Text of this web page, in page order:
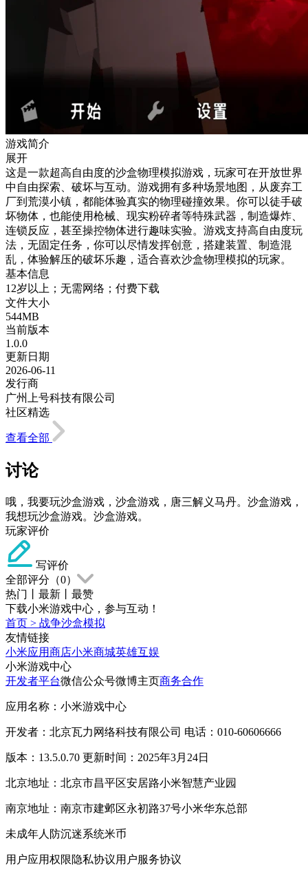
游戏简介
展开
这是一款超高自由度的沙盒物理模拟游戏，玩家可在开放世界
中自由探索、破坏与互动。游戏拥有多种场景地图，从废弃工
厂到荒漠小镇，都能体验真实的物理碰撞效果。你可以徒手破
坏物体，也能使用枪械、现实粉碎者等特殊武器，制造爆炸、
连锁反应，甚至操控物体进行趣味实验。游戏支持高自由度玩
法，无固定任务，你可以尽情发挥创意，搭建装置、制造混
乱，体验解压的破坏乐趣，适合喜欢沙盒物理模拟的玩家。
基本信息
12岁以上；无需网络；付费下载
文件大小
544MB
当前版本
1.0.0
更新日期
2026-06-11
发行商
广州上号科技有限公司
社区精选
查看全部
讨论
哦，我要玩沙盒游戏，沙盒游戏，唐三解义马丹。沙盒游戏，
我想玩沙盒游戏。沙盒游戏。
玩家评价
写评价
全部评分（0）
热门
最新
最赞
下载小米游戏中心，参与互动！
首页 > 战争沙盒模拟
友情链接
小米应用商店小米商城英雄互娱
小米游戏中心
开发者平台微信公众号微博主页商务合作
应用名称：小米游戏中心
开发者：北京瓦力网络科技有限公司 电话：010-60606666
版本：13.5.0.70 更新时间：2025年3月24日
北京地址：北京市昌平区安居路小米智慧产业园
南京地址：南京市建邺区永初路37号小米华东总部
未成年人防沉迷系统米币
用户应用权限隐私协议用户服务协议